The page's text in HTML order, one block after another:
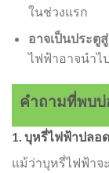
ในช่วงแรก
อาจเป็นประตู
ไฟฟ้าอาจนำไ
คำถามที่พบบ่
1. บุหรี่ไฟฟ้าปลอ
แม้ว่าบุหรี่ไฟฟ้าจ